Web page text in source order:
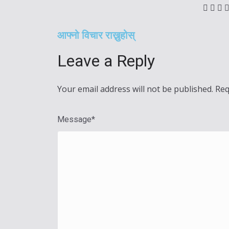
आफ्नो विचार राख्नुहोस्
Leave a Reply
Your email address will not be published.
Message*